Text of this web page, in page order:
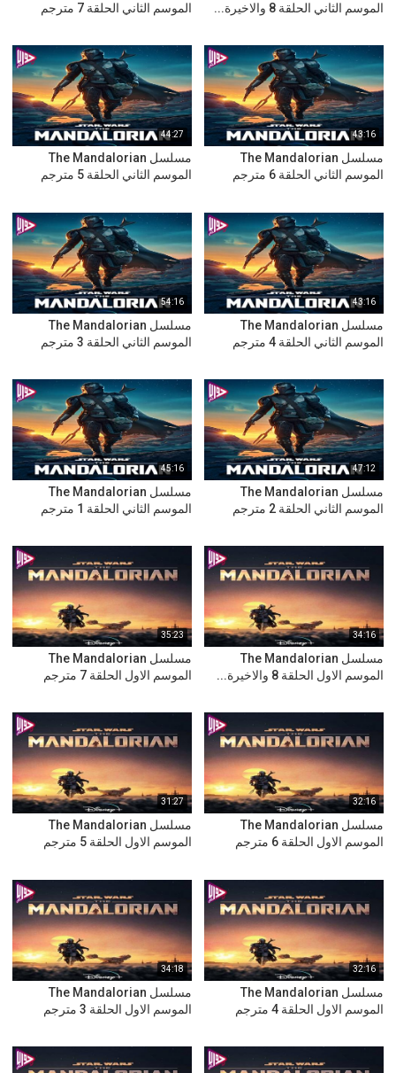
الموسم الثاني الحلقة 8 والاخيرة...
الموسم الثاني الحلقة 7 مترجم
43:16
مسلسل The Mandalorian
الموسم الثاني الحلقة 6 مترجم
44:27
مسلسل The Mandalorian
الموسم الثاني الحلقة 5 مترجم
43:16
مسلسل The Mandalorian
الموسم الثاني الحلقة 4 مترجم
54:16
مسلسل The Mandalorian
الموسم الثاني الحلقة 3 مترجم
47:12
مسلسل The Mandalorian
الموسم الثاني الحلقة 2 مترجم
45:16
مسلسل The Mandalorian
الموسم الثاني الحلقة 1 مترجم
34:16
مسلسل The Mandalorian
الموسم الاول الحلقة 8 والاخيرة...
35:23
مسلسل The Mandalorian
الموسم الاول الحلقة 7 مترجم
32:16
مسلسل The Mandalorian
الموسم الاول الحلقة 6 مترجم
31:27
مسلسل The Mandalorian
الموسم الاول الحلقة 5 مترجم
32:16
مسلسل The Mandalorian
الموسم الاول الحلقة 4 مترجم
34:18
مسلسل The Mandalorian
الموسم الاول الحلقة 3 مترجم